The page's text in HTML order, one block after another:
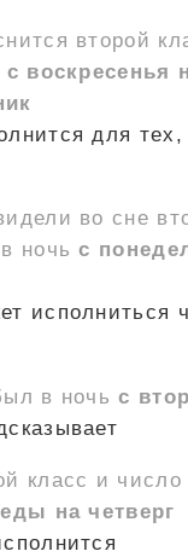
второй
с воскресенья
для тех,
во сне
ночьс
исполниться
в ночьс
класс и число
на четверг